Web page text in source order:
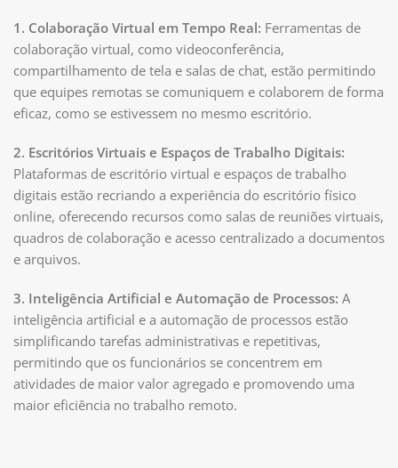
1. Colaboração Virtual em Tempo Real: Ferramentas de
colaboração virtual, como videoconferência,
compartilhamento de tela e salas de chat, estão permitindo
que equipes remotas se comuniquem e colaborem de forma
eficaz, como se estivessem no mesmo escritório.
2. Escritórios Virtuais e Espaços de Trabalho Digitais:
Plataformas de escritório virtual e espaços de trabalho
digitais estão recriando a experiência do escritório físico
online, oferecendo recursos como salas de reuniões virtuais,
quadros de colaboração e acesso centralizado a documentos
e arquivos.
3. Inteligência Artificial e Automação de Processos: A
inteligência artificial e a automação de processos estão
simplificando tarefas administrativas e repetitivas,
permitindo que os funcionários se concentrem em
atividades de maior valor agregado e promovendo uma
maior eficiência no trabalho remoto.